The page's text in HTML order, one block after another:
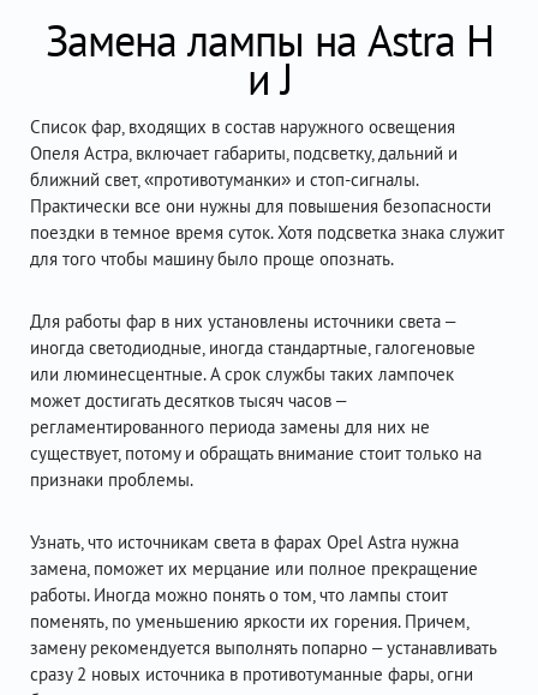
Замена лампы на Astra H
и J
Список фар, входящих в состав наружного освещения
Опеля Астра, включает габариты, подсветку, дальний и
ближний свет, «противотуманки» и стоп-сигналы.
Практически все они нужны для повышения безопасности
поездки в темное время суток. Хотя подсветка знака служит
для того чтобы машину было проще опознать.
Для работы фар в них установлены источники света –
иногда светодиодные, иногда стандартные, галогеновые
или люминесцентные. А срок службы таких лампочек
может достигать десятков тысяч часов –
регламентированного периода замены для них не
существует, потому и обращать внимание стоит только на
признаки проблемы.
Узнать, что источникам света в фарах Opel Astra нужна
замена, поможет их мерцание или полное прекращение
работы. Иногда можно понять о том, что лампы стоит
поменять, по уменьшению яркости их горения. Причем,
замену рекомендуется выполнять попарно – устанавливать
сразу 2 новых источника в противотуманные фары, огни